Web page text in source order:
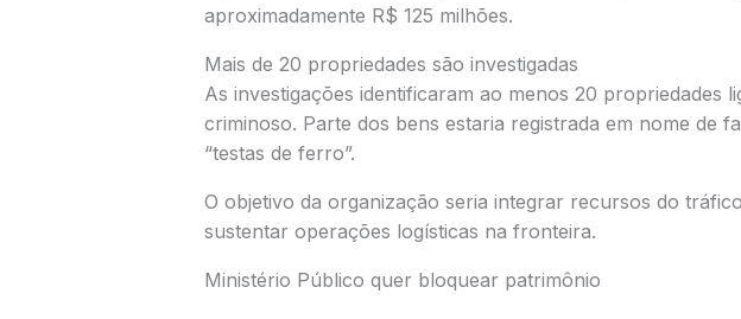
aproximadamente R$ 125 milhões.
Mais de 20 propriedades são investigadas
As investigações identificaram ao menos 20 propriedades
criminoso. Parte dos bens estaria registrada em nome de
“testas de ferro”.
O objetivo da organização seria integrar recursos do
sustentar operações logísticas na fronteira.
Ministério Público quer bloquear patrimônio